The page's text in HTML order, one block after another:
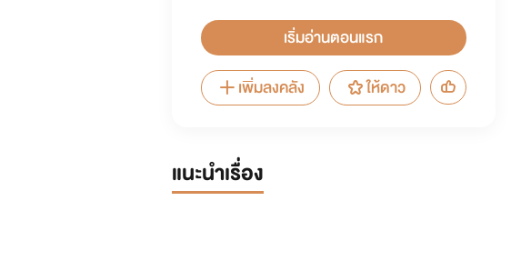
เริ่มอ่านตอนแรก
เพิ่มลงคลัง
ให้ดาว
แนะนำเรื่อง